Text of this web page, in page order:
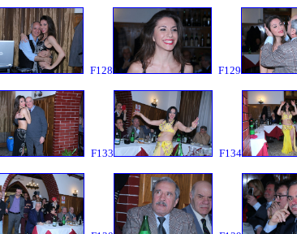
F128 F129
F133 F134